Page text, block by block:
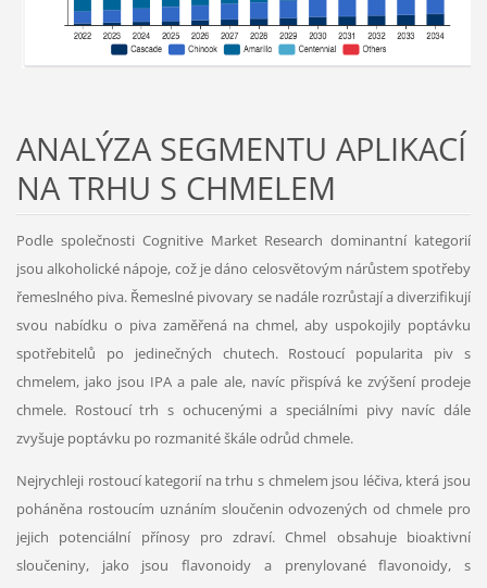
ANALÝZA SEGMENTU APLIKACÍ
NA TRHU S CHMELEM
Podle společnosti Cognitive Market Research dominantní kategorií
jsou alkoholické nápoje, což je dáno celosvětovým nárůstem spotřeby
řemeslného piva. Řemeslné pivovary se nadále rozrůstají a diverzifikují
svou nabídku o piva zaměřená na chmel, aby uspokojily poptávku
spotřebitelů po jedinečných chutech. Rostoucí popularita piv s
chmelem, jako jsou IPA a pale ale, navíc přispívá ke zvýšení prodeje
chmele. Rostoucí trh s ochucenými a speciálními pivy navíc dále
zvyšuje poptávku po rozmanité škále odrůd chmele.
Nejrychleji rostoucí kategorií na trhu s chmelem jsou léčiva, která jsou
poháněna rostoucím uznáním sloučenin odvozených od chmele pro
jejich potenciální přínosy pro zdraví. Chmel obsahuje bioaktivní
sloučeniny, jako jsou flavonoidy a prenylované flavonoidy, s